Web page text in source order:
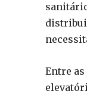
Entre